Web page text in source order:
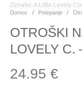
Domov / Potepanje /
OTROŠKI
LOVELY C.
24.95€
Oznake:A Little Lovely